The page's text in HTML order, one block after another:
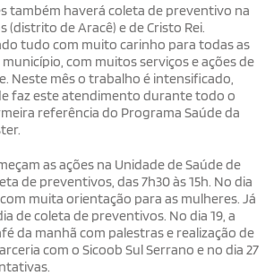
também haverá coleta de preventivo na
(distrito de Aracê) e de Cristo Rei.
tudo com muito carinho para todas as
com muitos serviços e ações de
Neste mês o trabalho é intensificado,
faz este atendimento durante todo o
referência do Programa Saúde da
as ações na Unidade de Saúde de
de preventivos, das 7h30 às 15h. No dia
muita orientação para as mulheres. Já
de coleta de preventivos. No dia 19, a
da manhã com palestras e realização de
com o Sicoob Sul Serrano e no dia 27